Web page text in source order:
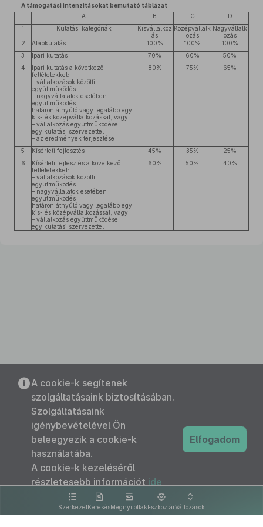
A támogatási intenzitásokat bemutató táblázat
A
B C
D
1
Kutatási kategóriák
Kisvállalkoz
ás
Középvállalk
ozás
Nagyvállalk
ozás
2
Alapkutatás 100% 100%
100%
3
Ipari kutatás 70% 60%
50%
4
Ipari kutatás a következő
feltételekkel:
80% 75%
65%
– vállalkozások közötti
együttműködés
– nagyvállalatok esetében
együttműködés
határon átnyúló vagy legalább egy
kis- és középvállalkozással, vagy
– vállalkozás együttműködése
egy kutatási szervezettel
– az eredmények terjesztése
5
Kísérleti fejlesztés 45% 35%
25%
6
Kísérleti fejlesztés a következő
feltételekkel:
60% 50%
40%
– vállalkozások közötti
együttműködés
– nagyvállalatok esetében
együttműködés
határon átnyúló vagy legalább egy
kis- és középvállalkozással, vagy
– vállalkozás együttműködése
egy kutatási szervezettel
SzerkezetKeresésMegnyitottakEszköztárVáltozások
A cookie-k segítenek
szolgáltatásaink biztosításában.
Szolgáltatásaink
igénybevételével Ön
beleegyezik a cookie-k
használatába.
A cookie-k kezeléséről
részletesebb információt ide
kattintva olvashat.
Elfogadom